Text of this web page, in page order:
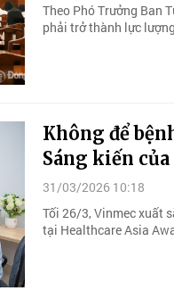
Theo Phó Trưởng Ban
phải trở thành lực
Không để
Sáng kiến
31/03/2026 10:18
Tối 26/3, Vinmec xuất
tại Healthcare Asia